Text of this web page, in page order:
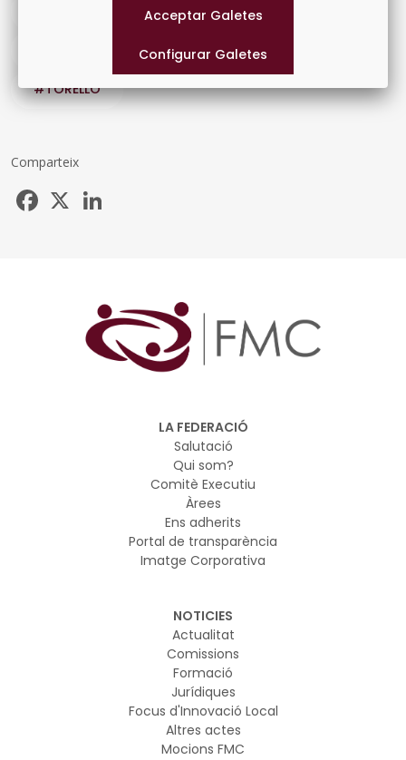
#CONSELLSCOMARCALS
#FINANÇAMENTLOCAL #MATARO
#TORELLO
Comparteix
Facebook
LA FEDERACIÓ
Salutació
Qui som?
Comitè Executiu
Àrees
Ens adherits
Portal de transparència
Imatge Corporativa
NOTICIES
Actualitat
Comissions
Formació
Jurídiques
Focus d'Innovació Local
Altres actes
Mocions FMC